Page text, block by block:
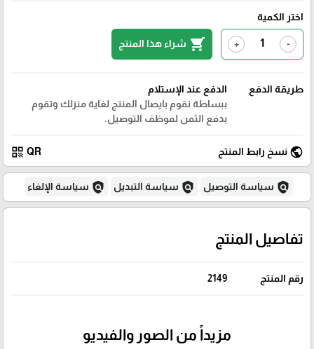
اختر الكمية
-
+
shopping_cart شراء هذا المنتج
طريقة الدفع
الدفع عند الإستلام
ببساطة نقوم بايصال المنتج لغاية منزلك وتقوم
بدفع الثمن لموظف التوصيل.
public نسخ رابط المنتج QR
qr_code
policy سياسة التوصيل policy سياسة التبديل policy سياسة الإلغاء
تفاصيل المنتج
رقم المنتج 2149
مزيداً من الصور والفيديو